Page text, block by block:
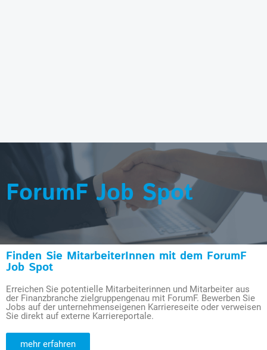
ForumF Job Spot
Finden Sie MitarbeiterInnen mit dem ForumF
Job Spot
Erreichen Sie potentielle Mitarbeiterinnen und Mitarbeiter aus
der Finanzbranche zielgruppengenau mit ForumF. Bewerben Sie
Jobs auf der unternehmenseigenen Karriereseite oder verweisen
Sie direkt auf externe Karriereportale.
mehr erfahren